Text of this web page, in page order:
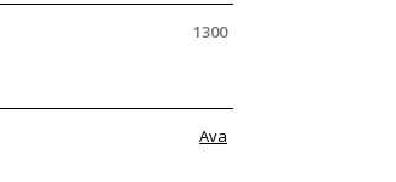
1300
Ava